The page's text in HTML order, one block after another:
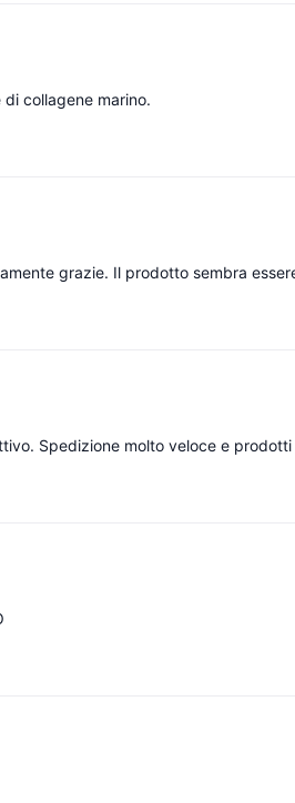
collagene marino.
grazie. Il prodotto sembra
Spedizione molto veloce e